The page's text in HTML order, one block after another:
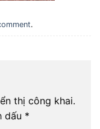
.
thị công khai.
dấu *